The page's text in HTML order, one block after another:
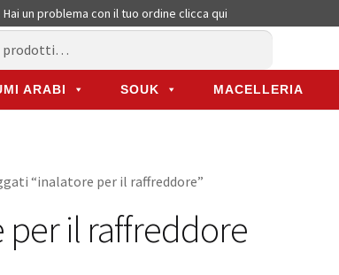
Hai un problema con il tuo ordine clicca qui
ARABI SOUK MACELLERIA
“inalatore per il raffreddore”
per il raffreddore